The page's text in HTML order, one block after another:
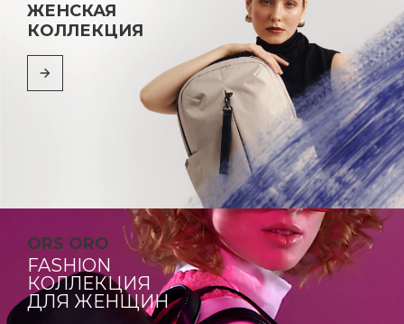
ЖЕНСКАЯ
КОЛЛЕКЦИЯ
ORS ORO
FASHION
КОЛЛЕКЦИЯ
ДЛЯ ЖЕНЩИН